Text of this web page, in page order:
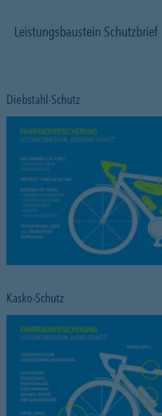
Leistungsbaustein Schutzbrief
Diebstahl-Schutz
Kasko-Schutz